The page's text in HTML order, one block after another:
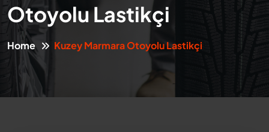
Otoyolu Lastikçi
Home Kuzey Marmara Otoyolu Lastikçi